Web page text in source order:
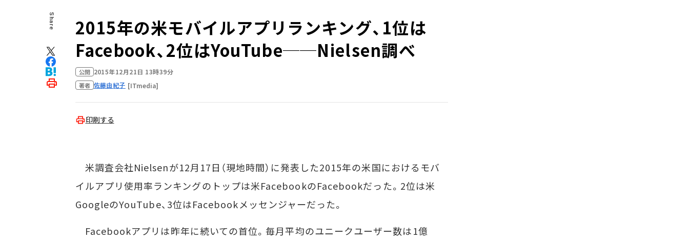
Share
2015年の米モバイルアプリランキング、1位は
Facebook、2位はYouTube──Nielsen調べ
公開 2015年12月21日 13時39分
著者 佐藤由紀子 [ITmedia]
印刷する
米調査会社Nielsenが12月17日（現地時間）に発表した2015年の米国におけるモバ
イルアプリ使用率ランキングのトップは米FacebookのFacebookだった。2位は米
GoogleのYouTube、3位はFacebookメッセンジャーだった。
Facebookアプリは昨年に続いての首位。毎月平均のユニークユーザー数は1億